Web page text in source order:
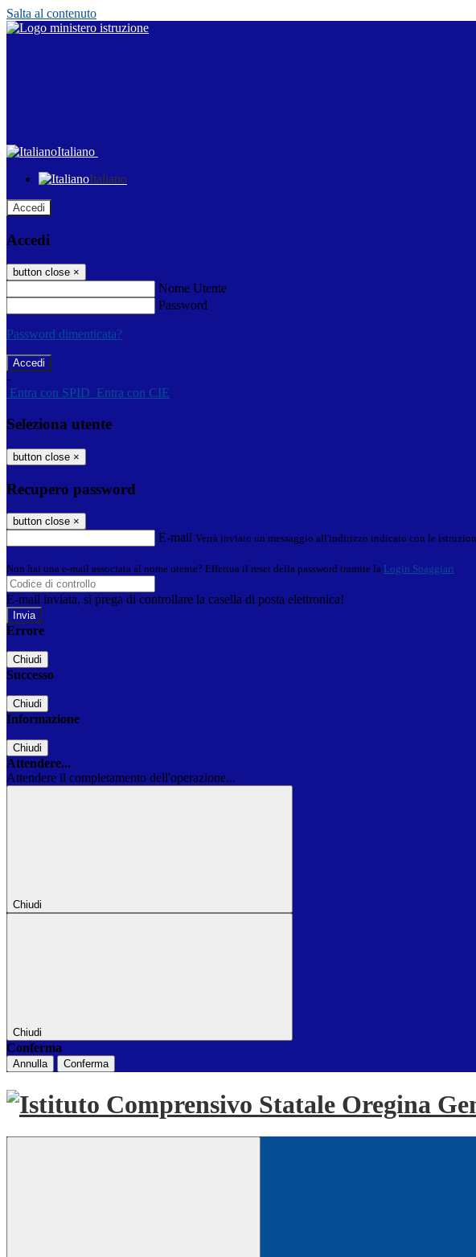
Salta al contenuto
Italiano
Italiano
Accedi
Accedi
button close ×
Nome Utente
Password
Password dimenticata?
-
Entra con SPID Entra con CIE
Seleziona utente
button close ×
Recupero password
button close ×
E-mail Verrà inviato un messaggio all'indirizzo indicato con le
Non hai una e-mail associata al nome utente? Effettua il reset della password tramite la Login Spaggiari
E-mail inviata, si prega di controllare la casella di posta elettronica!
Errore
Chiudi
Successo
Chiudi
Informazione
Chiudi
Attendere...
Attendere il completamento dell'operazione...
Chiudi
Chiudi
Conferma
Annulla Conferma